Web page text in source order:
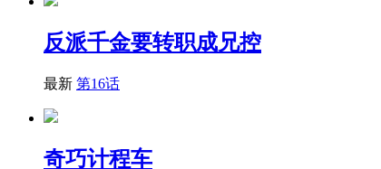
反派千金要转职成兄控
最新 第16话
奇巧计程车